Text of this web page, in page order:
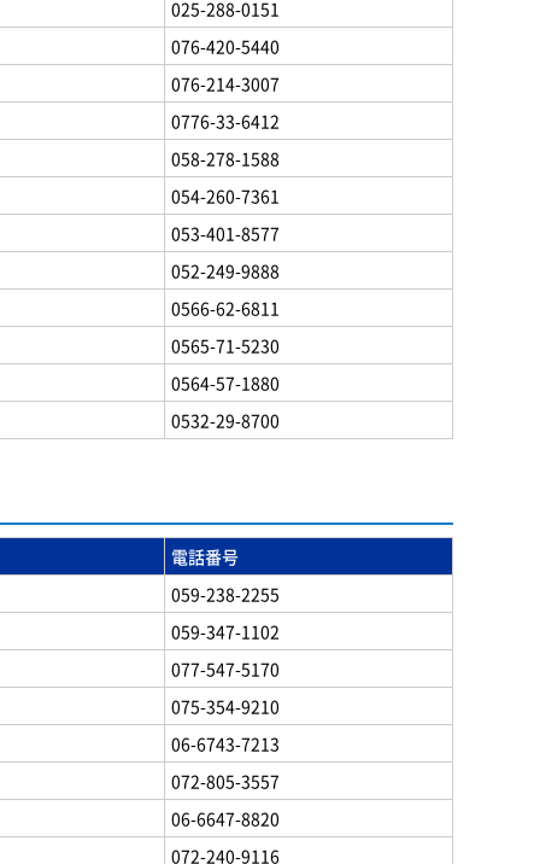
025-288-0151
076-420-5440
076-214-3007
0776-33-6412
058-278-1588
054-260-7361
053-401-8577
052-249-9888
0566-62-6811
0565-71-5230
0564-57-1880
0532-29-8700
電話番号
059-238-2255
059-347-1102
077-547-5170
075-354-9210
06-6743-7213
072-805-3557
06-6647-8820
072-240-9116